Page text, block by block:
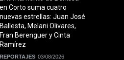
en Corto suma cuatro
nuevas estrellas: Juan José
Ballesta, Melani Olivares,
Fran Berenguer y Cinta
Ramírez
REPORTAJES 03/08/2026